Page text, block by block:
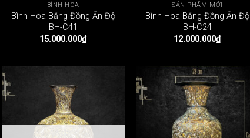
BÌNH HOA
Bình Hoa Bằng Đồng Ấn Độ
BH-C41
15.000.000₫
SẢN PHẨM MỚI
Bình Hoa Bằng Đồng Ấn Độ
BH-C24
12.000.000₫